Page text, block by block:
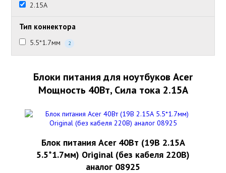
2.15А
Тип коннектора
5.5*1.7мм 2
Блоки питания для ноутбуков Acer
Мощность 40Вт, Сила тока 2.15А
Блок питания Acer 40Вт (19В 2.15А
5.5*1.7мм) Original (без кабеля 220В)
аналог 08925